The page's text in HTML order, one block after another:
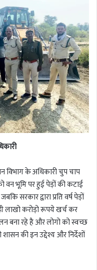
के अधिकारी चुप चाप
वन भूमि पर हुई पेड़ों की कटाई
सरकार द्वारा प्रति वर्ष पेड़ों
लाखो करोड़ो रूपये खर्च कर
बना रहे है और लोगो को स्वच्छ
की इन उद्देश्य और निर्देशों